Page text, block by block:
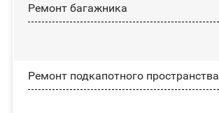
Ремонт багажника
Ремонт подкапотного пространства